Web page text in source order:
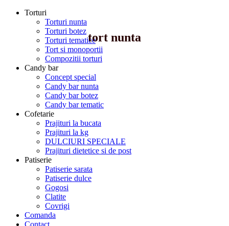
Torturi
Torturi nunta
Torturi botez
Torturi tematice
Tort si monoportii
Compozitii torturi
Candy bar
Concept special
Candy bar nunta
Candy bar botez
Candy bar tematic
Cofetarie
Prajituri la bucata
Prajituri la kg
DULCIURI SPECIALE
Prajituri dietetice si de post
Patiserie
Patiserie sarata
Patiserie dulce
Gogosi
Clatite
Covrigi
Comanda
Contact
tort nunta